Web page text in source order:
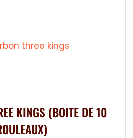
KINGS (BOITE DE 10